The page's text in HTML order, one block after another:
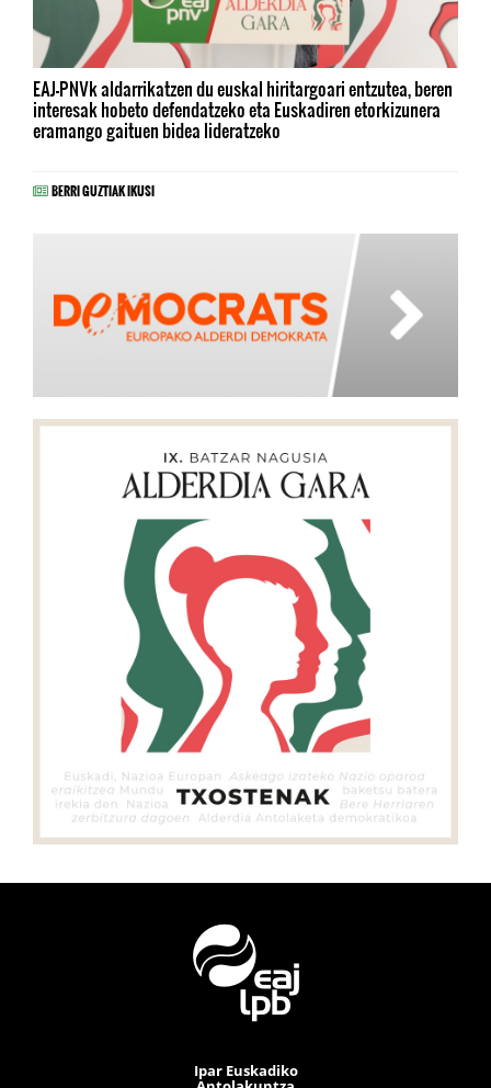
EAJ-PNVk aldarrikatzen du euskal hiritargoari entzutea, beren
interesak hobeto defendatzeko eta Euskadiren etorkizunera
eramango gaituen bidea lideratzeko
BERRI GUZTIAK IKUSI
Ipar Euskadiko